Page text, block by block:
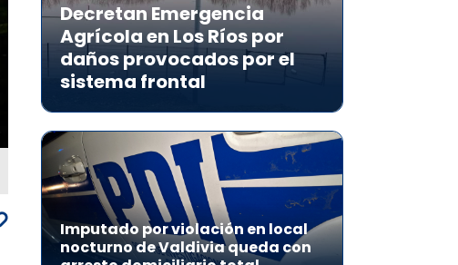
Decretan Emergencia
Agrícola en Los Ríos por
daños provocados por el
sistema frontal
Imputado por violación en local
nocturno de Valdivia queda con